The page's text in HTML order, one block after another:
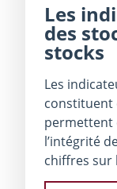
Les
des
stocks
Les
constituent
permettent
l’intégrité
chiffres